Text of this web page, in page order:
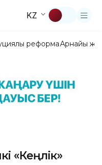
KZ
реформаАрнайы
«Кеңлік»